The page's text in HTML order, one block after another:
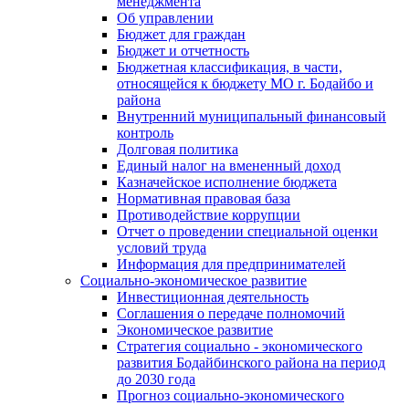
Об управлении
Бюджет для граждан
Бюджет и отчетность
Бюджетная классификация, в части,
относящейся к бюджету МО г. Бодайбо и
района
Внутренний муниципальный финансовый
контроль
Долговая политика
Единый налог на вмененный доход
Казначейское исполнение бюджета
Нормативная правовая база
Противодействие коррупции
Отчет о проведении специальной оценки
условий труда
Информация для предпринимателей
Социально-экономическое развитие
Инвестиционная деятельность
Соглашения о передаче полномочий
Экономическое развитие
Стратегия социально - экономического
развития Бодайбинского района на период
до 2030 года
Прогноз социально-экономического